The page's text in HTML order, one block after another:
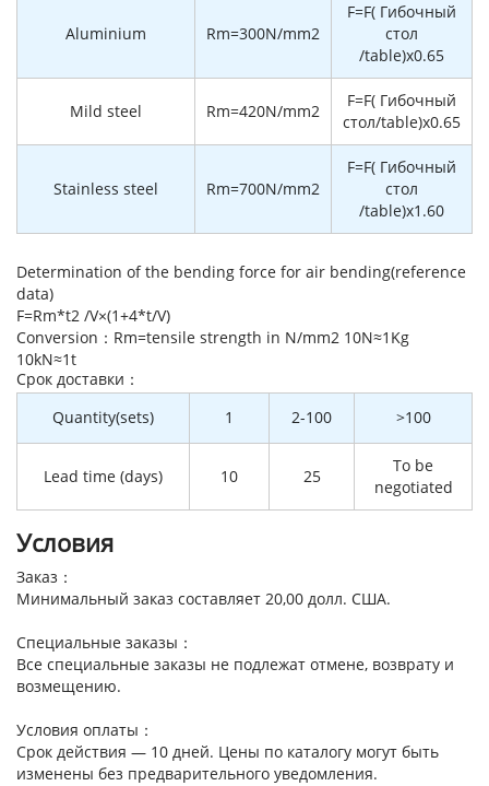
Aluminium Rm=300N/mm2
F=F( Гибочный
стол
/table)x0.65
Mild steel Rm=420N/mm2
F=F( Гибочный
стол/table)x0.65
Stainless steel Rm=700N/mm2
F=F( Гибочный
стол
/table)x1.60
Determination of the bending force for air bending(reference
data)
F=Rm*t2 /V×(1+4*t/V)
Conversion：Rm=tensile strength in N/mm2 10N≈1Kg
10kN≈1t
Cрок доставки：
Quantity(sets)
1 2-100 >100
Lead time (days) 10 25
To be
negotiated
Условия
Заказ：
Минимальный заказ составляет 20,00 долл. США.
Специальные заказы：
Все специальные заказы не подлежат отмене, возврату и
возмещению.
Условия оплаты：
Срок действия — 10 дней. Цены по каталогу могут быть
изменены без предварительного уведомления.